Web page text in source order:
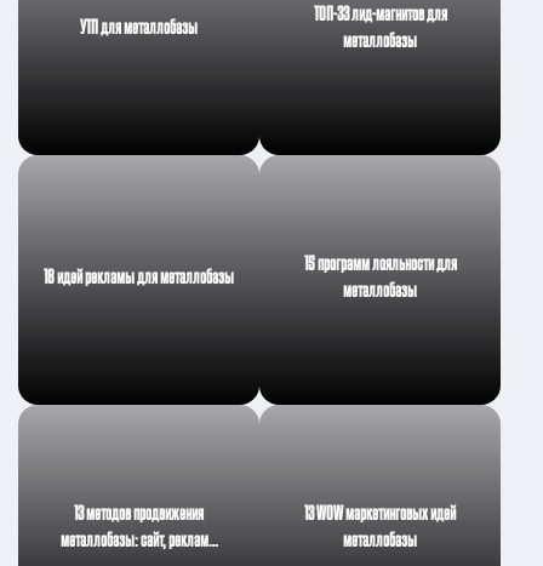
УТП для металлобазы
ТОП-33 лид-магнитов для
металлобазы
18 идей рекламы для металлобазы
15 программ лояльности для
металлобазы
13 методов продвижения
металлобазы: сайт, реклам…
13 WOW маркетинговых идей
металлобазы